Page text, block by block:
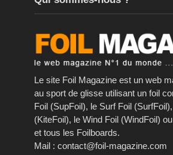
Le site Foil Magazine est un web
au sport de glisse utilisant un foil
Foil (SupFoil), le Surf Foil
(KiteFoil), le Wind Foil (WindFoil)
et tous les Foilboards.
Mail : contact@foil-magazine.com